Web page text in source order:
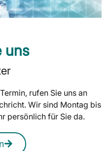
uns
rufen Sie uns an
Wir sind Montag bis
persönlich für Sie da.